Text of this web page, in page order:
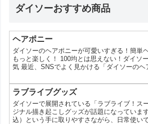
ダイソーおすすめ商品
ヘアポニー
ダイソーのヘアポニーが可愛いすぎる！簡単
もっと楽しく！ 100均とは思えない！ダイソ
気 最近、SNSでよく見かける「ダイソーのヘ
んな種類があるの？今回は、そんな気になる
について徹底的に調べてみました！ ダイソー
て？ 【100均とは思えないデザイン性の高さ
ニーは、デザイン性の高さに驚かされます。
ラブライブグッズ
ダイソーで展開されている「ラブライブ！ス
ジナル描き起こしグッズが話題になっていま
込）という手に取りやすさながら、日常使い